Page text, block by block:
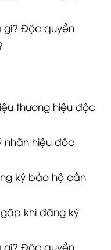
gì? Độc quyền
thương hiệu độc
nhãn hiệu độc
ký bảo hộ cần
gặp khi đăng ký
gì? Độc quyền